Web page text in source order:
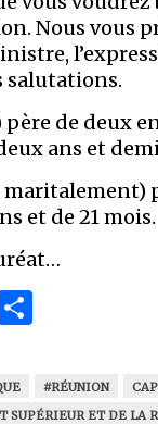
Nous vous
salutations.
de deux
ans et
et de 21 mois.
#RÉUNION
SUPÉRIEUR ET DE LA